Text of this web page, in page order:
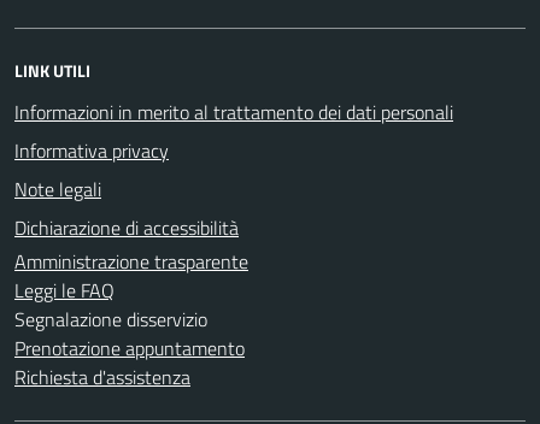
LINK UTILI
Informazioni in merito al trattamento dei dati personali
Informativa privacy
Note legali
Dichiarazione di accessibilità
Amministrazione trasparente
Leggi le FAQ
Segnalazione disservizio
Prenotazione appuntamento
Richiesta d'assistenza